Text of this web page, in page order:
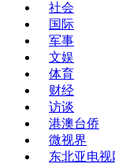
社会
国际
军事
文娱
体育
财经
访谈
港澳台侨
微视界
东北亚电视